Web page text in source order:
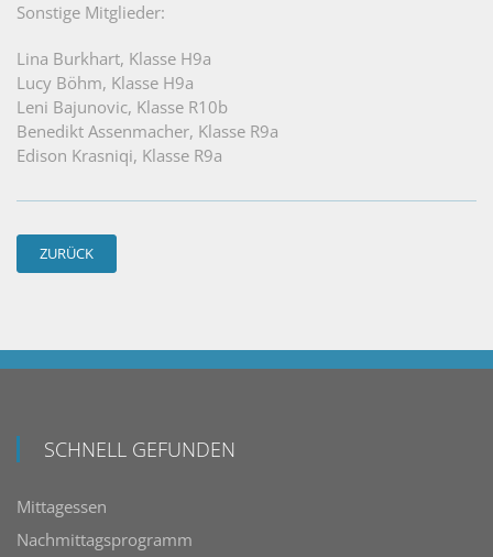
Sonstige Mitglieder:
Lina Burkhart, Klasse H9a
Lucy Böhm, Klasse H9a
Leni Bajunovic, Klasse R10b
Benedikt Assenmacher, Klasse R9a
Edison Krasniqi, Klasse R9a
ZURÜCK
SCHNELL GEFUNDEN
Mittagessen
Nachmittagsprogramm